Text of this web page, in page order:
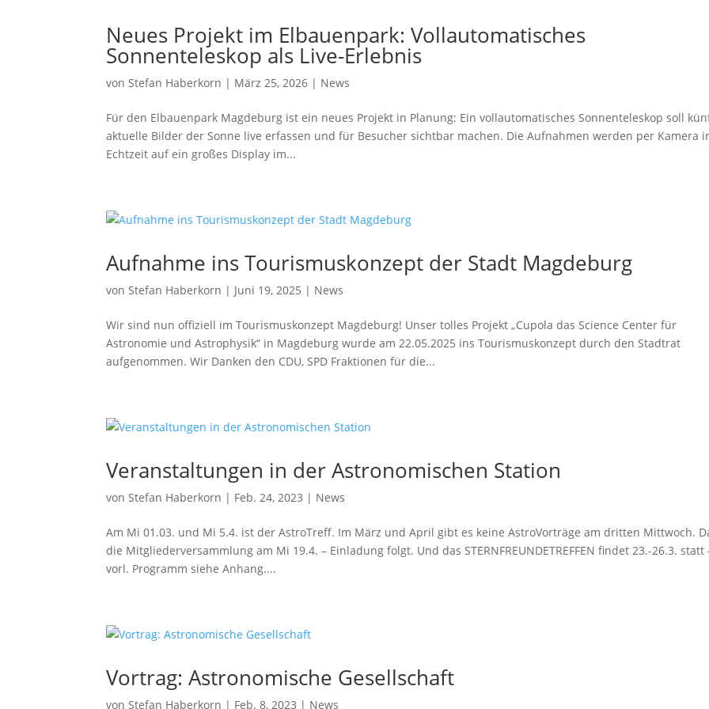
Neues Projekt im Elbauenpark: Vollautomatisches
Sonnenteleskop als Live-Erlebnis
vonStefan Haberkorn | März 25, 2026 | News
Für den Elbauenpark Magdeburg ist ein neues Projekt in Planung: Ein vollautomatisches Sonnenteleskop soll
aktuelle Bilder der Sonne live erfassen und für Besucher sichtbar machen. Die Aufnahmen werden per Kamera
Echtzeit auf ein großes Display im...
Aufnahme ins Tourismuskonzept der Stadt Magdeburg
vonStefan Haberkorn | Juni 19, 2025 | News
Wir sind nun offiziell im Tourismuskonzept Magdeburg! Unser tolles Projekt „Cupola das Science Center für
Astronomie und Astrophysik“ in Magdeburg wurde am 22.05.2025 ins Tourismuskonzept durch den Stadtrat
aufgenommen. Wir Danken den CDU, SPD Fraktionen für die...
Veranstaltungen in der Astronomischen Station
vonStefan Haberkorn | Feb. 24, 2023 | News
Am Mi 01.03. und Mi 5.4. ist der AstroTreff. Im März und April gibt es keine AstroVorträge am dritten Mittwoch.
die Mitgliederversammlung am Mi 19.4. – Einladung folgt. Und das STERNFREUNDETREFFEN findet 23.-26.3. statt
vorl. Programm siehe Anhang....
Vortrag: Astronomische Gesellschaft
vonStefan Haberkorn | Feb. 8, 2023 | News